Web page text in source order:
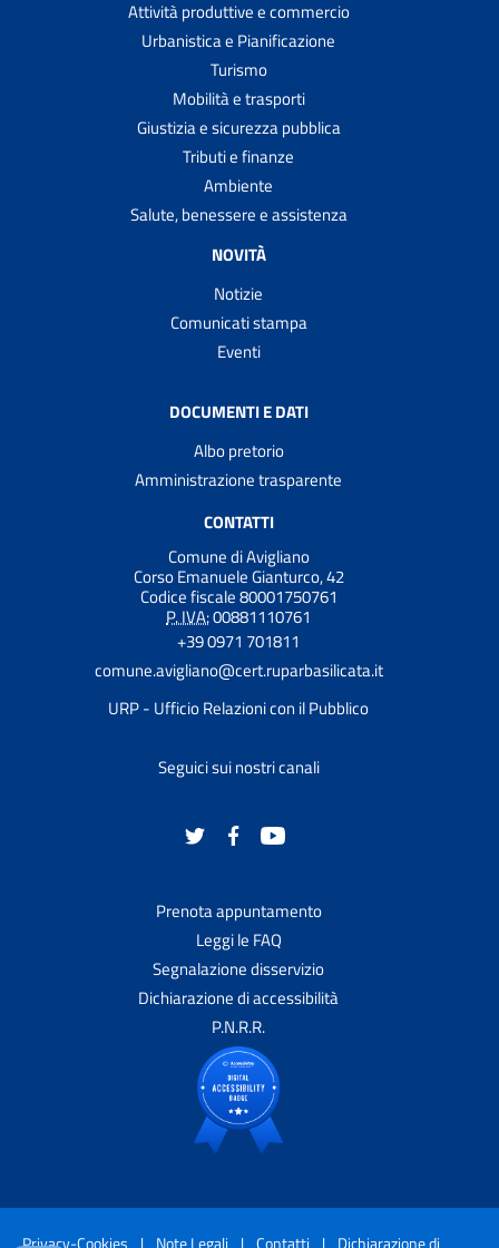
Attività produttive e commercio
Urbanistica e Pianificazione
Turismo
Mobilità e trasporti
Giustizia e sicurezza pubblica
Tributi e finanze
Ambiente
Salute, benessere e assistenza
NOVITÀ
Notizie
Comunicati stampa
Eventi
DOCUMENTI E DATI
Albo pretorio
Amministrazione trasparente
CONTATTI
Comune di Avigliano
Corso Emanuele Gianturco, 42
Codice fiscale 80001750761
P. IVA:00881110761
+39 0971 701811
comune.avigliano@cert.ruparbasilicata.it
URP - Ufficio Relazioni con il Pubblico
Seguici sui nostri canali
Prenota appuntamento
Leggi le FAQ
Segnalazione disservizio
Dichiarazione di accessibilità
P.N.R.R.